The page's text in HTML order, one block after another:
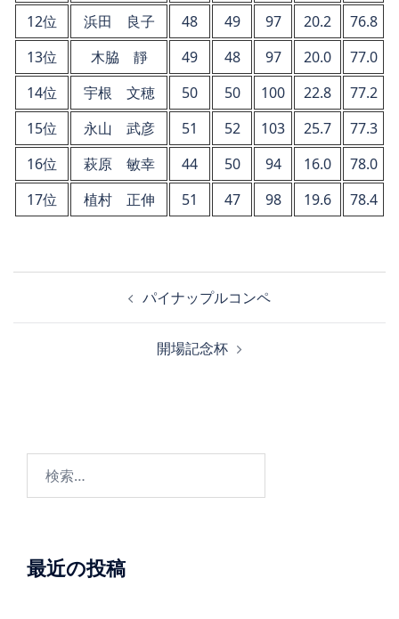
12位
浜田 良子 48 49 97 20.2
76.8
13位
木脇 靜 49 48 97 20.0
77.0
14位
宇根 文穂 50 50 100 22.8
77.2
15位
永山 武彦 51 52 103 25.7
77.3
16位
萩原 敏幸 44 50 94 16.0
78.0
17位
植村 正伸 51 47 98 19.6 78.4
ョ
パイナップルコンペ
開場記念杯
最近の投稿